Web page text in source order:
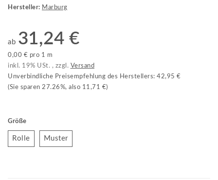
Hersteller: Marburg
ab 31,24 €
0,00 € pro 1 m
inkl. 19% USt. , zzgl. Versand
Unverbindliche Preisempfehlung des Herstellers: 42,95 €
(Sie sparen 27.26%, also 11,71 €)
Größe
RolleRolleMusterMuster